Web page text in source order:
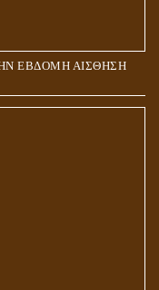
ΕΒΔΟΜΗ ΑΙΣΘΗΣΗ